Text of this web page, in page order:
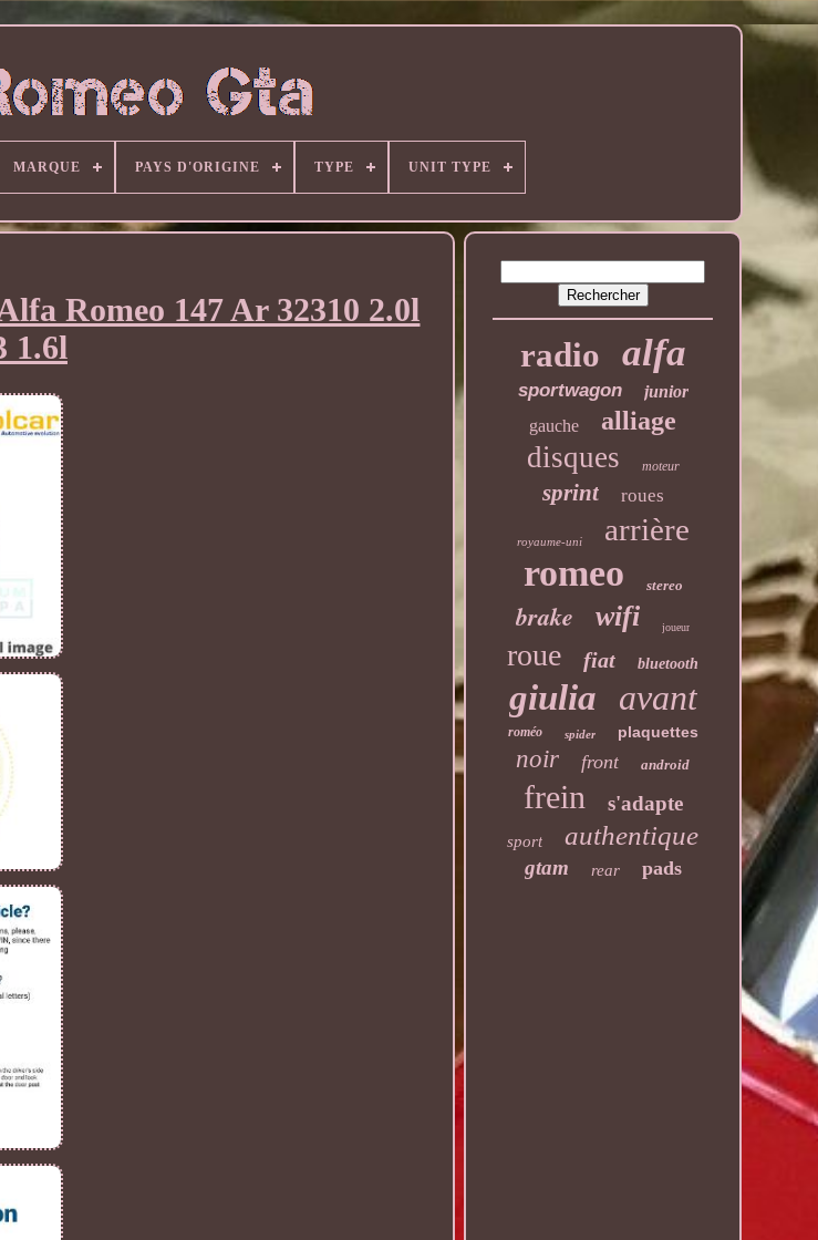
MARQUE PAYS D'ORIGINE TYPE UNIT TYPE
Romeo 147 Ar 32310 2.0l
1.6l
radio alfa
sportwagon
junior
gauche
alliage
disques moteur
sprint roues
royaume-uni arrière
romeo stereo
brake wifi joueur
roue fiat bluetooth
giulia avant
roméo spider plaquettes
noir front android
frein s'adapte
sport authentique
gtam rear pads